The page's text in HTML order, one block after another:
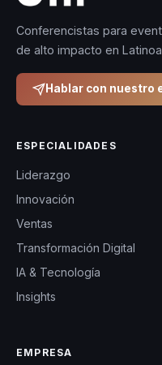
Conferencistas para
de alto impacto en
Hablar con nuestro
ESPECIALIDADES
Liderazgo
Innovación
Ventas
Transformación Digital
IA & Tecnología
Insights
EMPRESA